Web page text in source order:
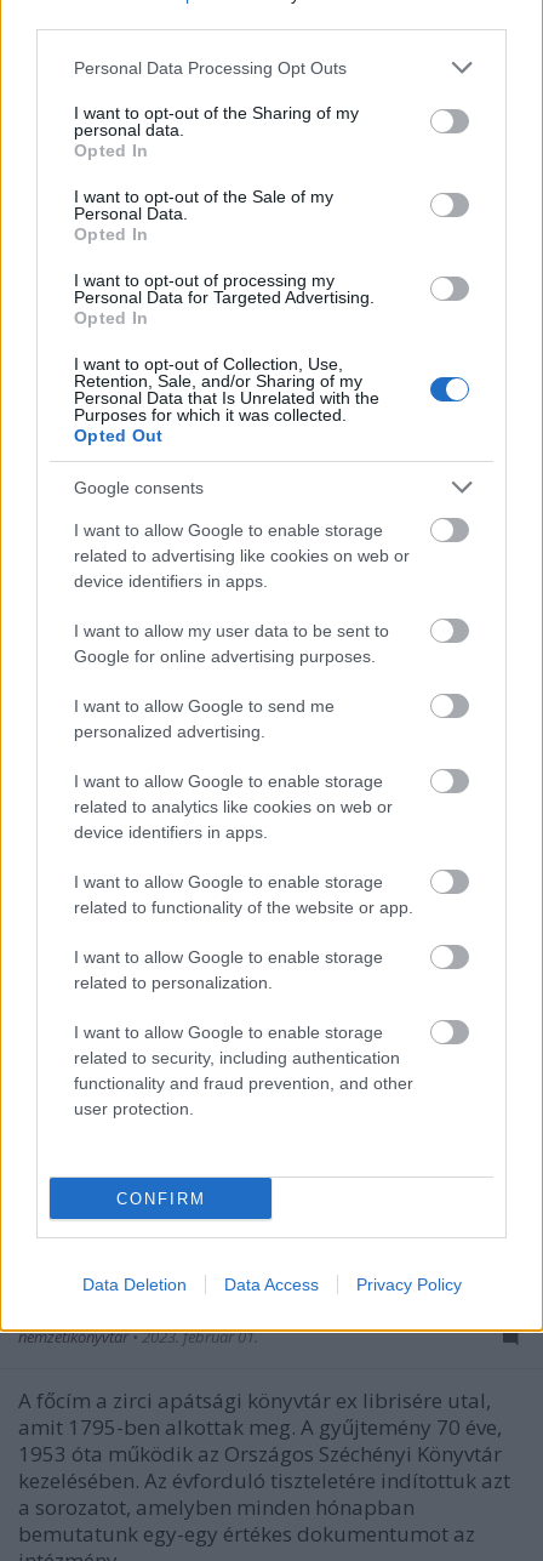
Please note that this website/app uses one or more Google
not limited to your visit or usage behaviour. You may click to
grant or deny consent to Google and its third-party tags to
use your data for below specified purposes in below Google
consent section.
Personal Data Processing Opt Outs
I want to opt-out of the Sharing of my
personal data.
Opted In
I want to opt-out of the Sale of my
Personal Data.
Opted In
I want to opt-out of processing my
Personal Data for Targeted Advertising.
Opted In
I want to opt-out of Collection, Use,
Retention, Sale, and/or Sharing of my
Personal Data that Is Unrelated with the
Purposes for which it was collected.
Opted Out
Google consents
I want to allow Google to enable storage
related to advertising like cookies on web or
device identifiers in apps.
I want to allow my user data to be sent to
Google for online advertising purposes.
I want to allow Google to send me
personalized advertising.
I want to allow Google to enable storage
related to analytics like cookies on web or
device identifiers in apps.
I want to allow Google to enable storage
related to functionality of the website or app.
I want to allow Google to enable storage
related to personalization.
I want to allow Google to enable storage
related to security, including authentication
functionality and fraud prevention, and other
user protection.
CONFIRM
Data Deletion Data Access Privacy Policy
Heinrichau (ma Henryków) vállalta magára a
második…
Bibliothecae Abba[tis] Zirczensi.
Harmadik rész
Irány Itália!
nemzetikonyvtar • 2023. április 14.
A cím a zirci apátsági könyvtár ex librisére utal, amit
1795-ben alkottak meg. A gyűjtemény 70 éve, 1953
óta működik az Országos Széchényi Könyvtár
kezelésében. Az évforduló tiszteletére indítottuk azt
a sorozatot, amelyben minden hónapban
bemutatunk egy-egy értékes dokumentumot az
intézmény…
Bibliothecae Abba[tis] Zirczensi. Első
Varázslatos karakterek
nemzetikonyvtar•2023. február 01.
A főcím a zirci apátsági könyvtár ex librisére utal,
amit 1795-ben alkottak meg. A gyűjtemény 70 éve,
1953 óta működik az Országos Széchényi Könyvtár
kezelésében. Az évforduló tiszteletére indítottuk azt
a sorozatot, amelyben minden hónapban
bemutatunk egy-egy értékes dokumentumot az